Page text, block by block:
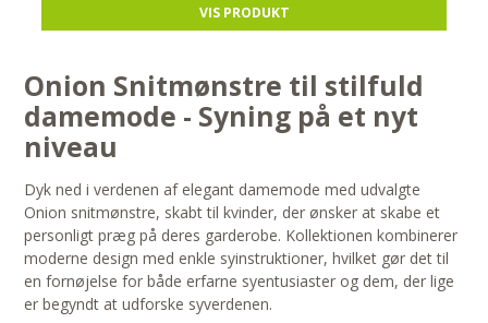
VIS PRODUKT
Onion Snitmønstre til stilfuld
damemode - Syning på et nyt
niveau
Dyk ned i verdenen af elegant damemode med udvalgte
Onion snitmønstre, skabt til kvinder, der ønsker at skabe et
personligt præg på deres garderobe. Kollektionen kombinerer
moderne design med enkle syinstruktioner, hvilket gør det til
en fornøjelse for både erfarne syentusiaster og dem, der lige
er begyndt at udforske syverdenen.